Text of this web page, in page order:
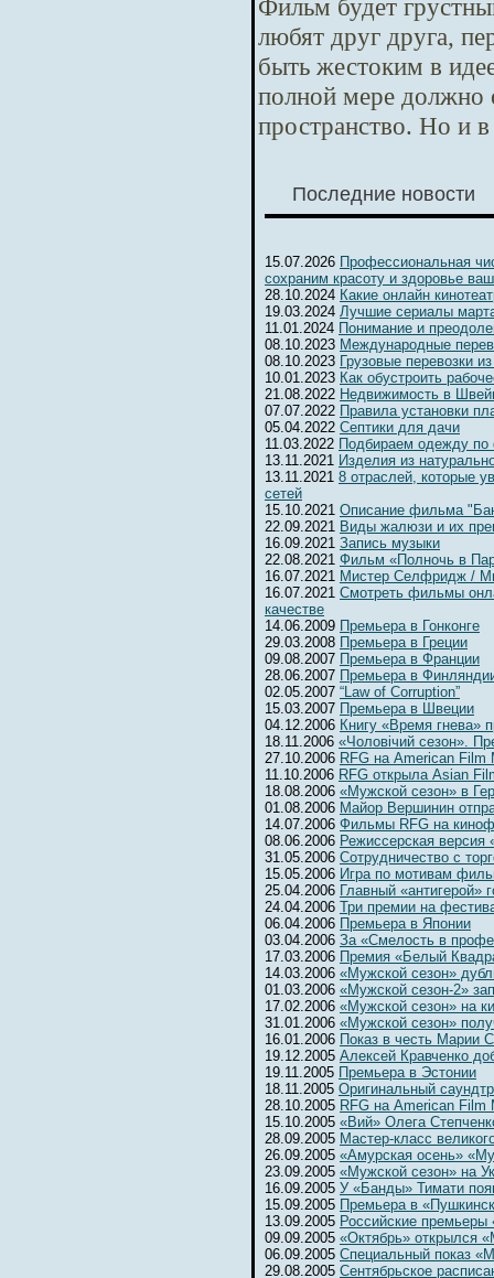
Фильм будет
любят друг друга,
быть жестоким в
полной мере должно
пространство. Но и
Последние новости
15.07.2026 Профессиональная
сохраним красоту и здоровье
28.10.2024 Какие онлайн
19.03.2024 Лучшие сериалы
11.01.2024 Понимание и
08.10.2023 Международные
08.10.2023 Грузовые перевозки
10.01.2023 Как обустроить
21.08.2022 Недвижимость в
07.07.2022 Правила установки
05.04.2022 Септики для дачи
11.03.2022 Подбираем одежду по
13.11.2021 Изделия из
13.11.2021 8 отраслей, которые
сетей
15.10.2021 Описание фильма
22.09.2021 Виды жалюзи и их
16.09.2021 Запись музыки
22.08.2021 Фильм «Полночь в
16.07.2021 Мистер Селфридж /
16.07.2021 Смотреть фильмы
качестве
14.06.2009 Премьера в Гонконге
29.03.2008 Премьера в Греции
09.08.2007 Премьера в Франции
28.06.2007 Премьера в
02.05.2007 “Law of Corruption”
15.03.2007 Премьера в Швеции
04.12.2006 Книгу «Время гнева»
18.11.2006 «Чоловiчий сезон».
27.10.2006 RFG на American Film
11.10.2006 RFG открыла Asian
18.08.2006 «Мужской сезон» в
01.08.2006 Майор Вершинин
14.07.2006 Фильмы RFG на
08.06.2006 Режиссерская версия
31.05.2006 Сотрудничество с
15.05.2006 Игра по мотивам
25.04.2006 Главный «антигерой»
24.04.2006 Три премии на
06.04.2006 Премьера в Японии
03.04.2006 За «Смелость в
17.03.2006 Премия «Белый
14.03.2006 «Мужской сезон»
01.03.2006 «Мужской сезон-2»
17.02.2006 «Мужской сезон» на
31.01.2006 «Мужской сезон»
16.01.2006 Показ в честь Марии
19.12.2005 Алексей Кравченко
19.11.2005 Премьера в Эстонии
18.11.2005 Оригинальный
28.10.2005 RFG на American Film
15.10.2005 «Вий» Олега
28.09.2005 Мастер-класс
26.09.2005 «Амурская осень»
23.09.2005 «Мужской сезон» на
16.09.2005 У «Банды» Тимати
15.09.2005 Премьера в
13.09.2005 Российские премьеры
09.09.2005 «Октябрь» открылся
06.09.2005 Специальный показ
29.08.2005 Сентябрьское